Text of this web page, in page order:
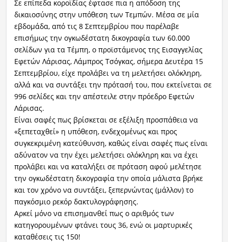
Σε επίπεδα κοροϊδίας έφτασε πια η απόδοση της
δικαιοσύνης στην υπόθεση των Τεμπών. Μέσα σε μία
εβδομάδα, από τις 8 Σεπτεμβρίου που παρέλαβε
επισήμως την ογκωδέστατη δικογραφία των 60.000
σελίδων για τα Τέμπη, ο προϊστάμενος της Εισαγγελίας
Εφετών Λάρισας, Λάμπρος Τσόγκας, σήμερα Δευτέρα 15
Σεπτεμβρίου, είχε προλάβει να τη μελετήσει ολόκληρη,
αλλά και να συντάξει την πρότασή του, που εκτείνεται σε
996 σελίδες και την απέστειλε στην πρόεδρο Εφετών
Λάρισας.
Είναι σαφές πως βρίσκεται σε εξέλιξη προσπάθεια να
«ξεπεταχθεί» η υπόθεση, ενδεχομένως και προς
συγκεκριμένη κατεύθυνση, καθώς είναι σαφές πως είναι
αδύνατον να την έχει μελετήσει ολόκληρη και να έχει
προλάβει και να καταλήξει σε πρόταση αφού μελέτησε
την ογκωδέστατη δικογραφία την οποία μάλιστα βρήκε
και τον χρόνο να συντάξει, ξεπερνώντας (μάλλον) το
παγκόσμιο ρεκόρ δακτυλογράφησης.
Αρκεί μόνο να επισημανθεί πως ο αριθμός των
κατηγορουμένων φτάνει τους 36, ενώ οι μαρτυρικές
καταθέσεις τις 150!